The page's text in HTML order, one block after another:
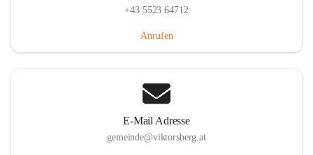
+43 5523 64712
Anrufen
E-Mail Adresse
gemeinde@viktorsberg.at